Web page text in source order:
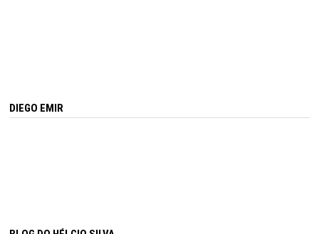
DIEGO EMIR